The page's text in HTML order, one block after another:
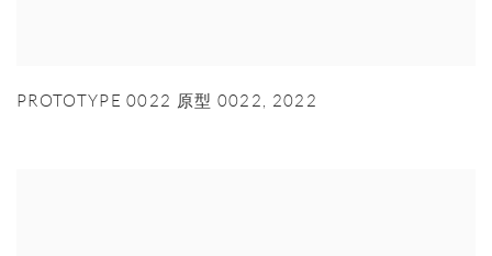
PROTOTYPE 0022 原型 0022 2022